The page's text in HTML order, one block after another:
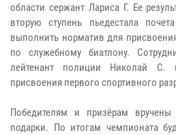
области сержант Лариса Г. Ее
вторую ступень пьедестала
выполнить норматив для
по служебному биатлону.
лейтенант полиции Николай С.
присвоения первого спортивного
Победителям и призёрам
подарки. По итогам чемпионата